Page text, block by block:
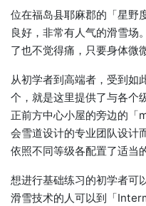
位在福岛县耶麻郡的「星野
良好，非常有人气的滑雪场
了也不觉得痛，只要身体微
从初学者到高端者，受到如
个，就是这里提供了与各个
正前方中心小屋的旁边的
会雪道设计的专业团队设计
依照不同等级各配置了适当
想进行基础练习的初学者
滑雪技术的人可以到「